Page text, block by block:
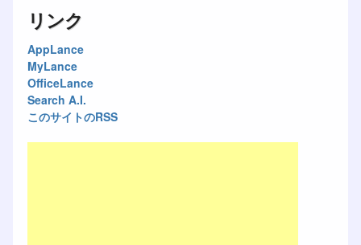
リンク
AppLance
MyLance
OfficeLance
Search A.I.
このサイトのRSS